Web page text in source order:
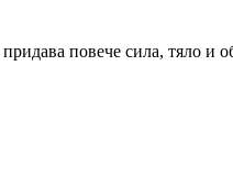
повече сила, тяло